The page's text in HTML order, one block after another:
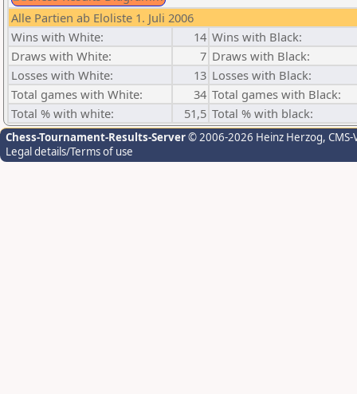
Alle Partien ab Eloliste 1. Juli 2006
Wins with White:
14 Wins with Black:
Draws with White:
7 Draws with Black:
Losses with White:
13 Losses with Black:
Total games with White:
34 Total games with Black:
Total % with white:
51,5 Total % with black:
Chess-Tournament-Results-Server© 2006-2026 Heinz Herzog,
Legal details/Terms of use